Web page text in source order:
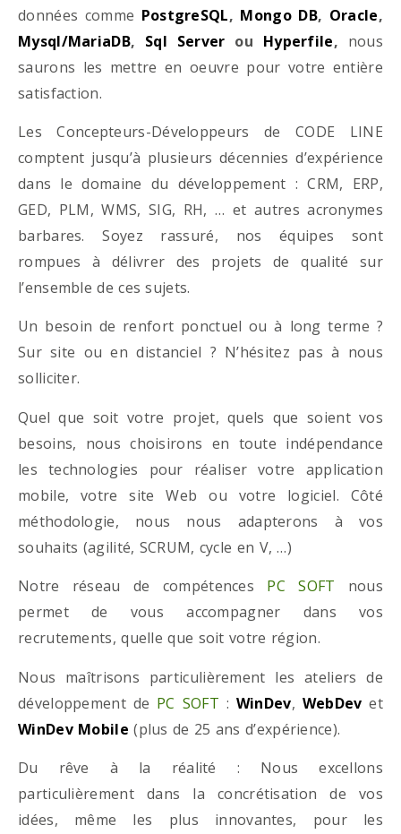
données comme PostgreSQL, Mongo DB, Oracle,
Mysql/MariaDB, Sql Server ou Hyperfile, nous
saurons les mettre en oeuvre pour votre entière
satisfaction.
Les Concepteurs-Développeurs de CODE LINE
comptent jusqu’à plusieurs décennies d’expérience
dans le domaine du développement : CRM, ERP,
GED, PLM, WMS, SIG, RH, … et autres acronymes
barbares. Soyez rassuré, nos équipes sont
rompues à délivrer des projets de qualité sur
l’ensemble de ces sujets.
Un besoin de renfort ponctuel ou à long terme ?
Sur site ou en distanciel ? N’hésitez pas à nous
solliciter.
Quel que soit votre projet, quels que soient vos
besoins, nous choisirons en toute indépendance
les technologies pour réaliser votre application
mobile, votre site Web ou votre logiciel. Côté
méthodologie, nous nous adapterons à vos
souhaits (agilité, SCRUM, cycle en V, …)
Notre réseau de compétences PC SOFT nous
permet de vous accompagner dans vos
recrutements, quelle que soit votre région.
Nous maîtrisons particulièrement les ateliers de
développement de PC SOFT : WinDev, WebDev et
WinDev Mobile (plus de 25 ans d’expérience).
Du rêve à la réalité : Nous excellons
particulièrement dans la concrétisation de vos
idées, même les plus innovantes, pour les